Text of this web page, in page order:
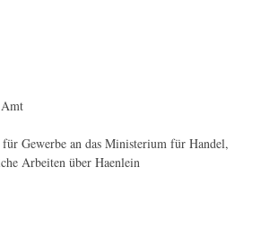
Gewerbe an das Ministerium für Handel,
Arbeiten über Haenlein